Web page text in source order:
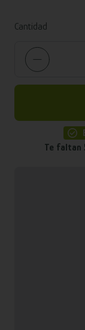
Cantidad
Te faltan